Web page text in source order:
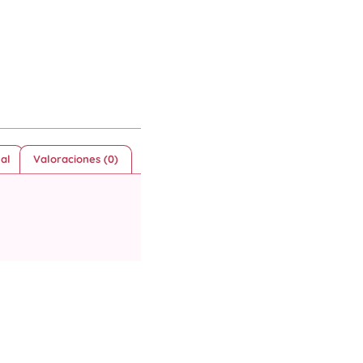
Valoraciones (0)